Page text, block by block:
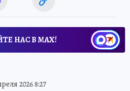
НАС В МАХ!
2026 8:27